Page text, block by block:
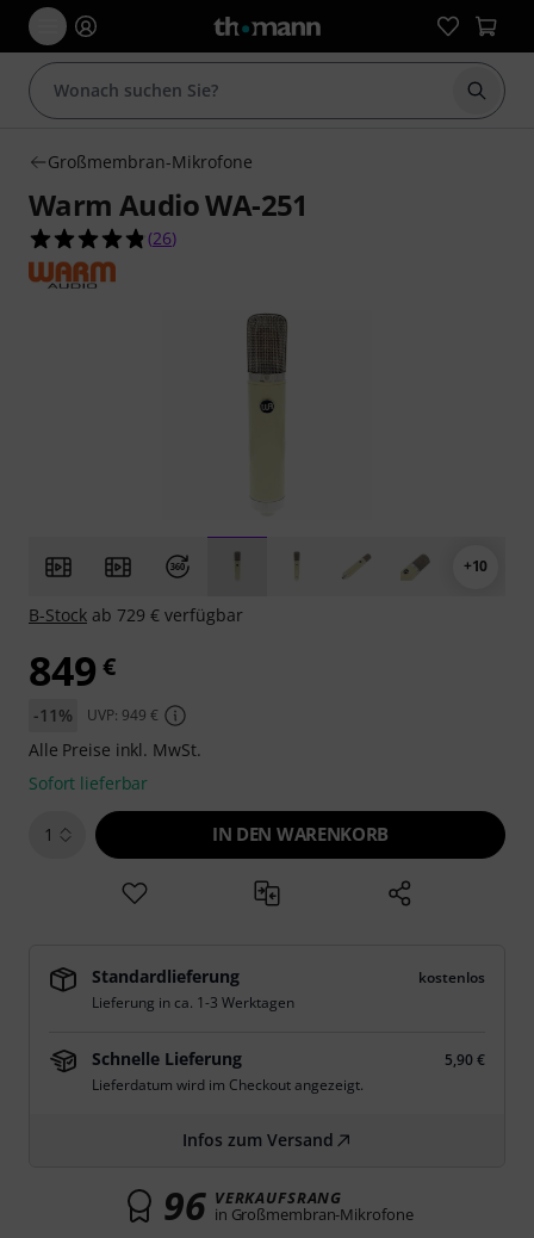
Suche
Großmembran-Mikrofone
Warm Audio WA-251
4.8 von 5 Sternen aus 26 Kundenbewertungen
(26)
+10
B-Stock ab 729 € verfügbar
849 €
-11% UVP: 949 €
Alle Preise inkl. MwSt.
Sofort lieferbar
1 IN DEN WARENKORB
Standardlieferung
kostenlos
Lieferung in ca. 1-3 Werktagen
Schnelle Lieferung
5,90 €
Lieferdatum wird im Checkout angezeigt.
Infos zum Versand
96 VERKAUFSRANG
in Großmembran-Mikrofone